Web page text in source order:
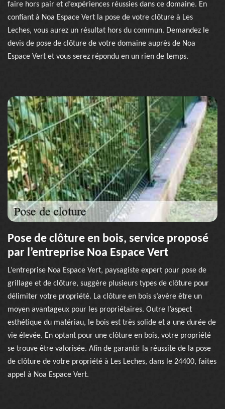
faire hors pair et d’expériences réussies dans ce domaine. En
confiant à Noa Espace Vert la pose de votre clôture à Les
Leches, vous aurez un résultat hors du commun. Demandez le
devis de pose de clôture de votre domaine auprès de Noa
Espace Vert et vous serez répondu en un rien de temps.
Pose de clôture en bois, service proposé
par l’entreprise Noa Espace Vert
L’entreprise Noa Espace Vert, paysagiste expert pour pose de
grillage et de clôture, suggère plusieurs types de clôture pour
délimiter votre propriété. La clôture en bois s’avère être un
moyen avantageux pour les propriétaires. Outre l’aspect
esthétique du matériau, le bois est très solide et a une durée de
vie élevée. En optant pour une clôture en bois, votre propriété
se trouve être valorisée. Afin de garantir la réussite de la pose
de clôture de votre propriété à Les Leches, dans le 24400, faites
appel à Noa Espace Vert.